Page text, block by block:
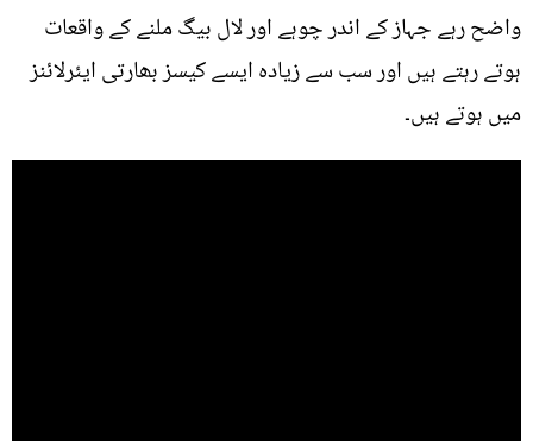
واضح رہے جہاز کے اندر چوہے اور لال بیگ ملنے کے واقعات
ہوتے رہتے ہیں اور سب سے زیادہ ایسے کیسز بھارتی ایئرلائنز
میں ہوتے ہیں۔